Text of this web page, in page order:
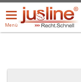
Menü
öffnen/schließen
Menü
ALLE